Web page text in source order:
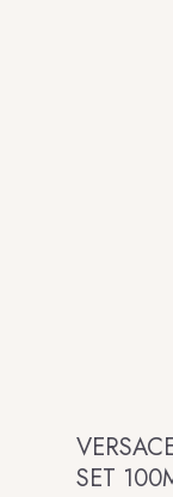
SET